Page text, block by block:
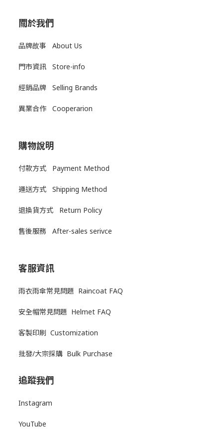
關於我們
品牌故事 About Us
門市資訊 Store-info
經銷品牌 Selling Brands
異業合作 Cooperarion
購物說明
付款方式 Payment Method
運送方式 Shipping Method
退換貨方式 Return Policy
售後服務 After-sales serivce
客服資訊
雨衣雨傘常見問題 Raincoat FAQ
安全帽常見問題 Helmet FAQ
客製印刷 Customization
批發/大宗採購 Bulk Purchase
追蹤我們
Instagram
YouTube